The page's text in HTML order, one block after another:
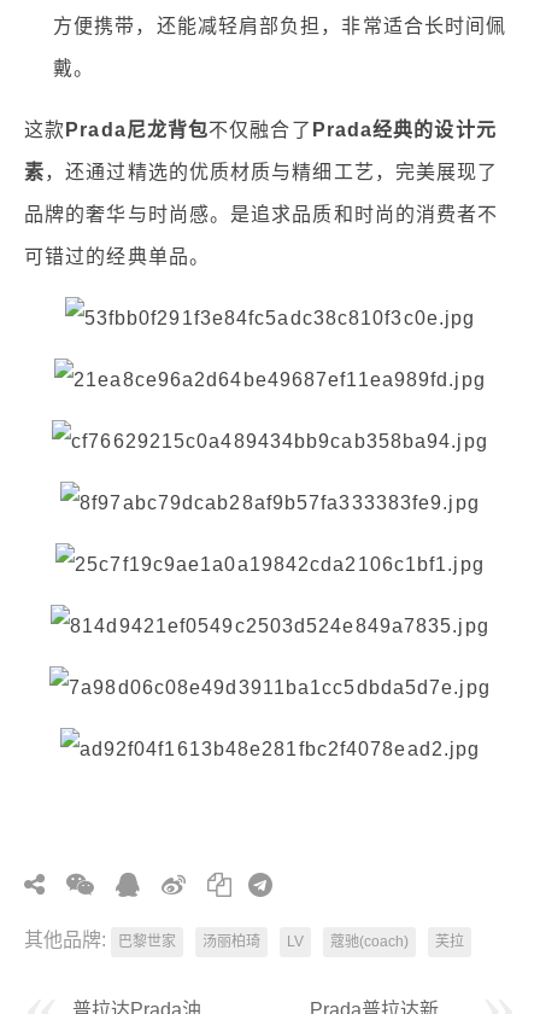
方便携带，还能减轻肩部负担，非常适合长时间佩
戴。
这款 Prada尼龙背包不仅融合了 Prada经典的设计元
素，还通过精选的优质材质与精细工艺，完美展现了
品牌的奢华与时尚感。是追求品质和时尚的消费者不
可错过的经典单品。
其他品牌: 巴黎世家 汤丽柏琦 LV 蔻驰(coach) 芙拉